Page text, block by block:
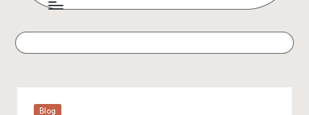
Austin
everything
Posted
Blog